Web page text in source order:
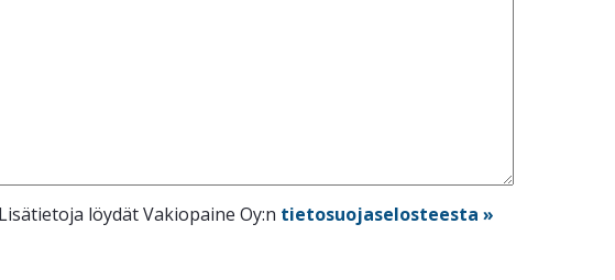
löydät Vakiopaine Oy:n tietosuojaselosteesta »